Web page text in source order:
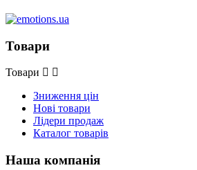
Товари
Товари
Зниження цін
Нові товари
Лідери продаж
Каталог товарів
Наша компанія